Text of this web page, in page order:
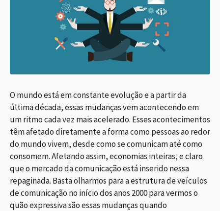
O mundo está em constante evolução e a partir da
última década, essas mudanças vem acontecendo em
um ritmo cada vez mais acelerado. Esses acontecimentos
têm afetado diretamente a forma como pessoas ao redor
do mundo vivem, desde como se comunicam até como
consomem. Afetando assim, economias inteiras, e claro
que o mercado da comunicação está inserido nessa
repaginada. Basta olharmos para a estrutura de veículos
de comunicação no início dos anos 2000 para vermos o
quão expressiva são essas mudanças quando